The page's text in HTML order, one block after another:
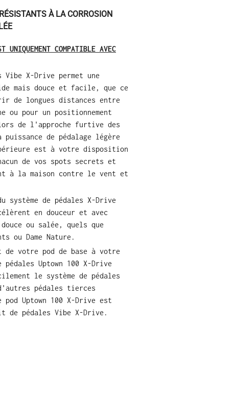
À LA CORROSION
UNIQUEMENT COMPATIBLE AVEC
X-Drive permet une
mais douce et facile, que ce
de longues distances entre
ou pour un positionnement
lors de l'approche furtive des
puissance de pédalage légère
est à votre disposition
de vos spots secrets et
à la maison contre le vent et
système de pédales X-Drive
en douceur et avec
ou salée, quels que
ou Dame Nature.
de votre pod de base à votre
pédales Uptown 100 X-Drive
le système de pédales
pédales tierces
Uptown 100 X-Drive est
de pédales Vibe X-Drive.